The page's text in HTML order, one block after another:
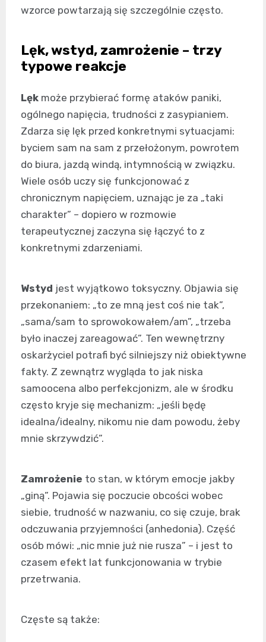
wzorce powtarzają się szczególnie często.
Lęk, wstyd, zamrożenie – trzy
typowe reakcje
Lęk może przybierać formę ataków paniki,
ogólnego napięcia, trudności z zasypianiem.
Zdarza się lęk przed konkretnymi sytuacjami:
byciem sam na sam z przełożonym, powrotem
do biura, jazdą windą, intymnością w związku.
Wiele osób uczy się funkcjonować z
chronicznym napięciem, uznając je za „taki
charakter” – dopiero w rozmowie
terapeutycznej zaczyna się łączyć to z
konkretnymi zdarzeniami.
Wstyd jest wyjątkowo toksyczny. Objawia się
przekonaniem: „to ze mną jest coś nie tak”,
„sama/sam to sprowokowałem/am”, „trzeba
było inaczej zareagować”. Ten wewnętrzny
oskarżyciel potrafi być silniejszy niż obiektywne
fakty. Z zewnątrz wygląda to jak niska
samoocena albo perfekcjonizm, ale w środku
często kryje się mechanizm: „jeśli będę
idealna/idealny, nikomu nie dam powodu, żeby
mnie skrzywdzić”.
Zamrożenie to stan, w którym emocje jakby
„giną”. Pojawia się poczucie obcości wobec
siebie, trudność w nazwaniu, co się czuje, brak
odczuwania przyjemności (anhedonia). Część
osób mówi: „nic mnie już nie rusza” – i jest to
czasem efekt lat funkcjonowania w trybie
przetrwania.
Częste są także: